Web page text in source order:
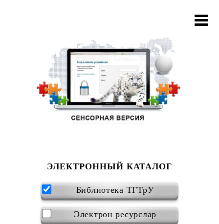
ЭЛЕКТРОННЫЙ КАТАЛОГ
Библиотека ТГТрУ
Электрон ресурслар